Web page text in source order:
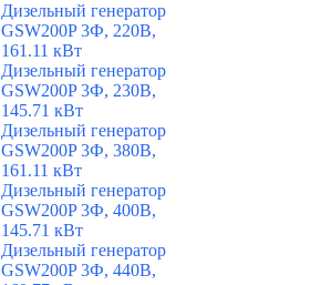
Дизельный генератор
GSW200P 3Ф, 220В,
161.11 кВт
Дизельный генератор
GSW200P 3Ф, 230В,
145.71 кВт
Дизельный генератор
GSW200P 3Ф, 380В,
161.11 кВт
Дизельный генератор
GSW200P 3Ф, 400В,
145.71 кВт
Дизельный генератор
GSW200P 3Ф, 440В,